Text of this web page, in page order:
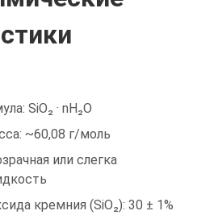
SiO₂ · nH₂O
~60,08 г/моль
или слегка
кремния (SiO₂): 30 ± 1%